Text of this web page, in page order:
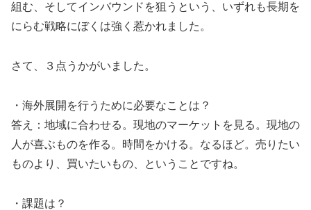
組む、そしてインバウンドを狙うという、いずれも長期を
にらむ戦略にぼくは強く惹かれました。
さて、３点うかがいました。
・海外展開を行うために必要なことは？
答え：地域に合わせる。現地のマーケットを見る。現地の
人が喜ぶものを作る。時間をかける。なるほど。売りたい
ものより、買いたいもの、ということですね。
・課題は？